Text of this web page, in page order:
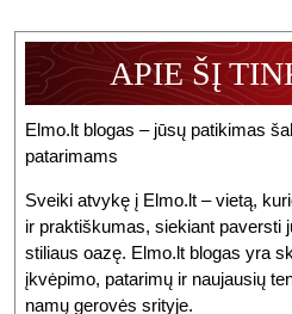
APIE ŠĮ
Elmo.lt blogas – jūsų patikimas
patarimams
Sveiki atvykę į Elmo.lt – vietą,
ir praktiškumas, siekiant paversti
stiliaus oazę. Elmo.lt blogas yra
įkvėpimo, patarimų ir naujausių
namų gerovės srityje.